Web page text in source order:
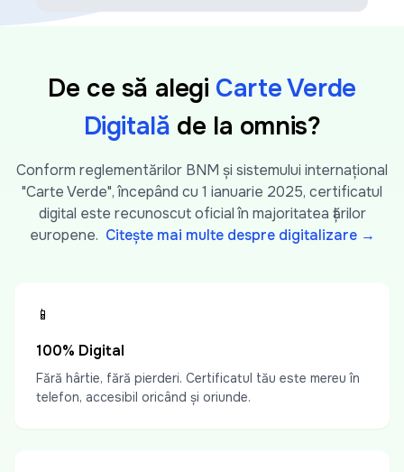
De ce să alegi Carte Verde
Digitală de la omnis?
Conform reglementărilor BNM și sistemului internațional
"Carte Verde", începând cu 1 ianuarie 2025, certificatul
digital este recunoscut oficial în majoritatea țărilor
europene. Citește mai multe despre digitalizare →
📱
100% Digital
Fără hârtie, fără pierderi. Certificatul tău este mereu în
telefon, accesibil oricând și oriunde.